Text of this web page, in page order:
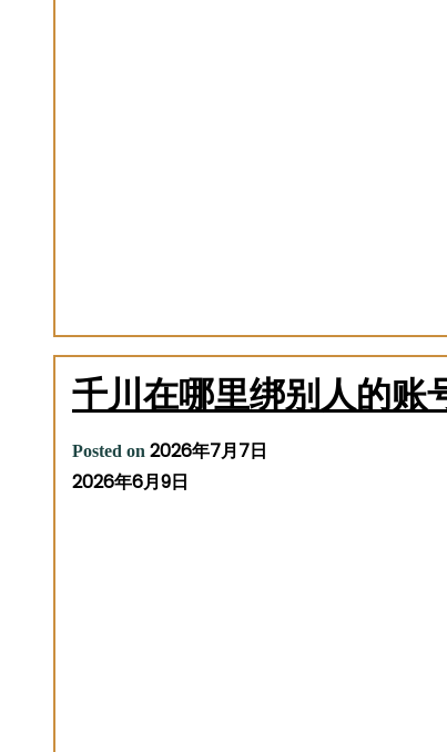
千川在哪里绑别人的账
Posted on 2026年7月7日
2026年6月9日